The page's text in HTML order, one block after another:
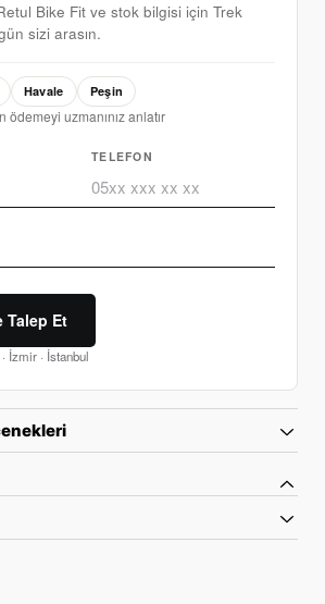
Bike Fit ve stok bilgisi için Trek
sizi arasın.
Havale Peşin
uzmanınız anlatır
TELEFON
Talep Et
· İzmir · İstanbul